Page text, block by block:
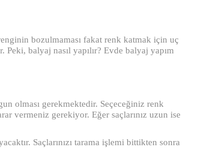
bozulmaması fakat renk katmak için uç
Peki, balyaj nasıl yapılır? Evde balyaj yapım
olması gerekmektedir. Seçeceğiniz renk
vermeniz gerekiyor. Eğer saçlarınız uzun ise
Saçlarınızı tarama işlemi bittikten sonra